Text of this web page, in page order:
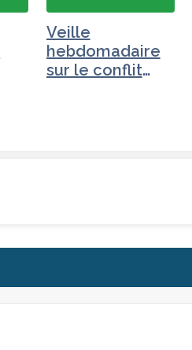
Veille
hebdomadaire
sur le conflit